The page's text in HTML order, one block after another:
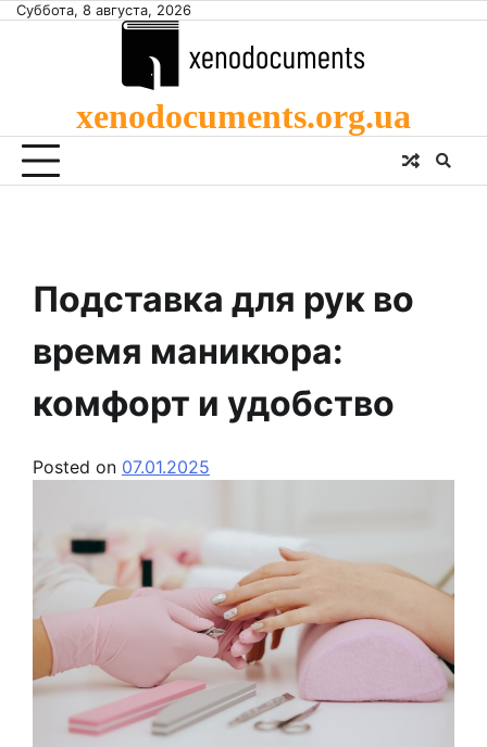
SkipСуббота, 8 августа, 2026
xenodocuments.org.ua
Подставка для рук во
время маникюра:
комфорт и удобство
Posted on 07.01.2025